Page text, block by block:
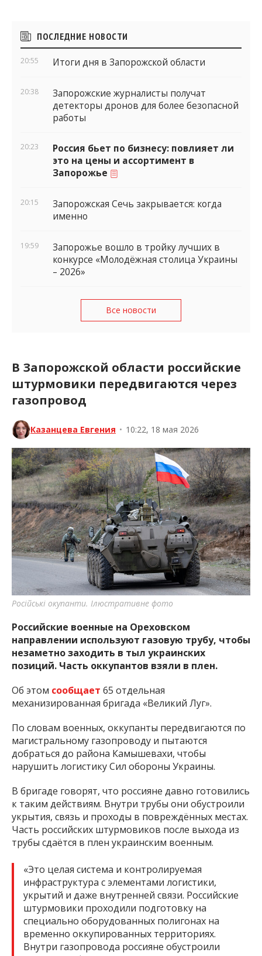
Боковые
виджеты
ПОСЛЕДНИЕ НОВОСТИ
20:55 Итоги дня в Запорожской области
20:38
Запорожские журналисты получат
детекторы дронов для более безопасной
работы
20:23
Россия бьет по бизнесу: повлияет ли
это на цены и ассортимент в
Запорожье
20:15
Запорожская Сечь закрывается: когда
именно
19:59
Запорожье вошло в тройку лучших в
конкурсе «Молодёжная столица Украины
– 2026»
Все новости
В Запорожской области российские
штурмовики передвигаются через
газопровод
Казанцева Евгения • 10:22, 18 мая 2026
Російські окупанти. Ілюстративне фото
Российские военные на Ореховском
направлении используют газовую трубу, чтобы
незаметно заходить в тыл украинских
позиций. Часть оккупантов взяли в плен.
Об этом сообщает 65 отдельная
механизированная бригада «Великий Луг».
По словам военных, оккупанты передвигаются по
магистральному газопроводу и пытаются
добраться до района Камышевахи, чтобы
нарушить логистику Сил обороны Украины.
В бригаде говорят, что россияне давно готовились
к таким действиям. Внутри трубы они обустроили
укрытия, связь и проходы в повреждённых местах.
Часть российских штурмовиков после выхода из
трубы сдаётся в плен украинским военным.
«Это целая система и контролируемая
инфраструктура с элементами логистики,
укрытий и даже внутренней связи. Российские
штурмовики проходили подготовку на
специально оборудованных полигонах на
временно оккупированных территориях.
Внутри газопровода россияне обустроили